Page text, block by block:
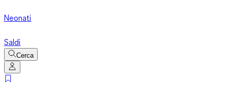
Neonati
Saldi
Cerca